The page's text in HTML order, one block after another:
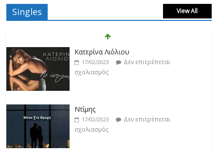
Singles View All
Κατερίνα Λιόλιου
17/02/2023
Δεν επιτρέπεται
σχολιασμός
Ντίμης
17/02/2023
Δεν επιτρέπεται
σχολιασμός